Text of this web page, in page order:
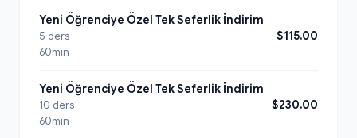
Yeni Öğrenciye Özel Tek Seferlik İndirim
5 ders
60min
$115.00
Yeni Öğrenciye Özel Tek Seferlik İndirim
10 ders
60min
$230.00